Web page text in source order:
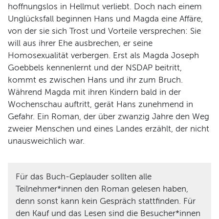
hoffnungslos in Hellmut verliebt. Doch nach einem
Unglücksfall beginnen Hans und Magda eine Affäre,
von der sie sich Trost und Vorteile versprechen: Sie
will aus ihrer Ehe ausbrechen, er seine
Homosexualität verbergen. Erst als Magda Joseph
Goebbels kennenlernt und der NSDAP beitritt,
kommt es zwischen Hans und ihr zum Bruch.
Während Magda mit ihren Kindern bald in der
Wochenschau auftritt, gerät Hans zunehmend in
Gefahr. Ein Roman, der über zwanzig Jahre den Weg
zweier Menschen und eines Landes erzählt, der nicht
unausweichlich war.
Für das Buch-Geplauder sollten alle
Teilnehmer*innen den Roman gelesen haben,
denn sonst kann kein Gespräch stattfinden. Für
den Kauf und das Lesen sind die Besucher*innen